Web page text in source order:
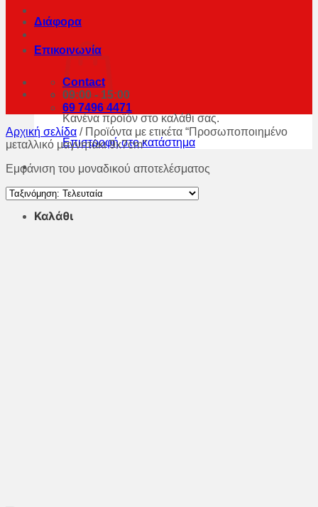
Κανένα προϊόν στο καλάθι σας.
Επιστροφή στο κατάστημα
Καλάθι
Διάφορα
Επικοινωνία
Contact
09:00 - 15:00
69 7496 4471
Αρχική σελίδα /Προϊόντα με ετικέτα “Προσωποποιημένο
μεταλλικό μαγνητάκι 9x7cm”
Εμφάνιση του μοναδικού αποτελέσματος